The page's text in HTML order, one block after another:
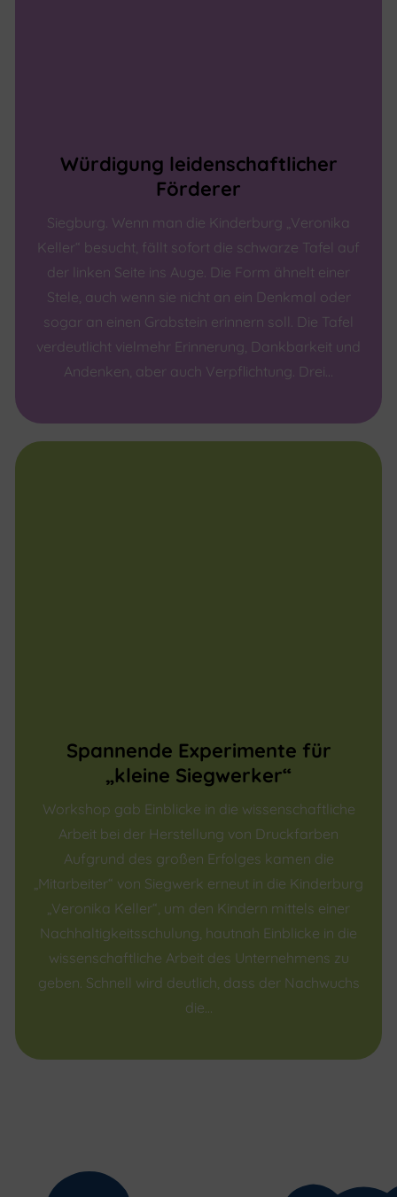
Würdigung leidenschaftlicher
Förderer
Siegburg. Wenn man die Kinderburg „Veronika
Keller“ besucht, fällt sofort die schwarze Tafel auf
der linken Seite ins Auge. Die Form ähnelt einer
Stele, auch wenn sie nicht an ein Denkmal oder
sogar an einen Grabstein erinnern soll. Die Tafel
verdeutlicht vielmehr Erinnerung, Dankbarkeit und
Andenken, aber auch Verpflichtung. Drei…
Spannende Experimente für
„kleine Siegwerker“
Workshop gab Einblicke in die wissenschaftliche
Arbeit bei der Herstellung von Druckfarben
Aufgrund des großen Erfolges kamen die
„Mitarbeiter“ von Siegwerk erneut in die Kinderburg
„Veronika Keller“, um den Kindern mittels einer
Nachhaltigkeitsschulung, hautnah Einblicke in die
wissenschaftliche Arbeit des Unternehmens zu
geben. Schnell wird deutlich, dass der Nachwuchs
die…